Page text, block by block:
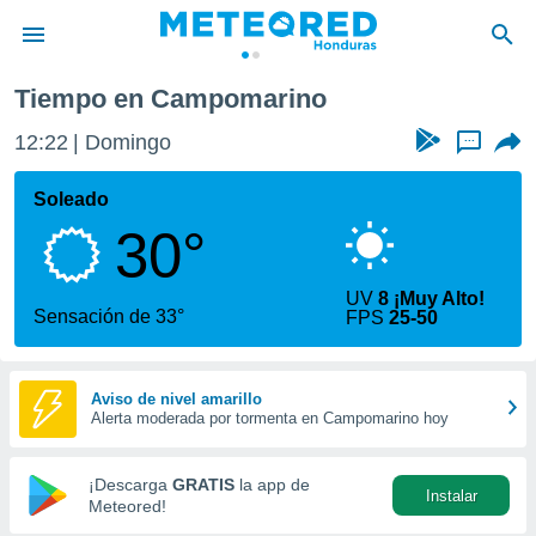
de
ha sido
calidad.
a este
las
y
forma
digital
basada
Tiempo en Campomarino
12:22 Domingo ...
Soleado
30°
Sensación de 33°
UV8 ¡Muy Alto!
FPS25-50
Aviso de nivel amarillo
Alerta moderada por tormenta en Campomarino hoy
¡Descarga GRATIS la app de
Meteored!
Instalar